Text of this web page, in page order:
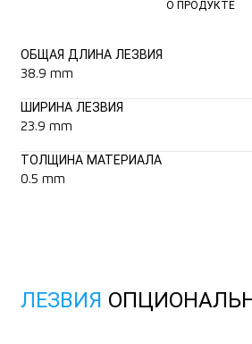
О ПРОДУКТЕ
ОБЩАЯ ДЛИНА ЛЕЗВИЯ
38.9 mm
ШИРИНА ЛЕЗВИЯ
23.9 mm
ТОЛЩИНА МАТЕРИАЛА
0.5 mm
ЛЕЗВИЯ